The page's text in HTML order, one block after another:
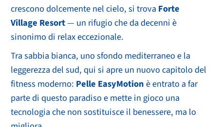
crescono dolcemente nel cielo, si trova Forte
Village Resort— un rifugio che da decenni è
sinonimo di relax eccezionale.
Tra sabbia bianca, uno sfondo mediterraneo e la
leggerezza del sud, qui si apre un nuovo capitolo del
fitness moderno: Pelle EasyMotionè entrato a far
parte di questo paradiso e mette in gioco una
tecnologia che non sostituisce il benessere, ma lo